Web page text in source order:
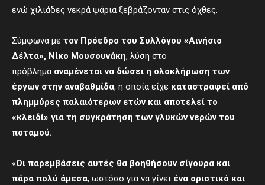
ενώ χιλιάδες νεκρά ψάρια ξεβράζονταν στις όχθες.
Σύμφωνα με τον Πρόεδρο του Συλλόγου «Αινήσιο
Δέλτα», Νίκο Μουσουνάκη, λύση στο
πρόβλημα αναμένεται να δώσει η ολοκλήρωση των
έργων στην αναβαθμίδα, η οποία είχε καταστραφεί από
πλημμύρες παλαιότερων ετών και αποτελεί το
«κλειδί» για τη συγκράτηση των γλυκών νερών του
ποταμού.
«Οι παρεμβάσεις αυτές θα βοηθήσουν σίγουρα και
πάρα πολύ άμεσα, ωστόσο για να γίνει ένα οριστικό και